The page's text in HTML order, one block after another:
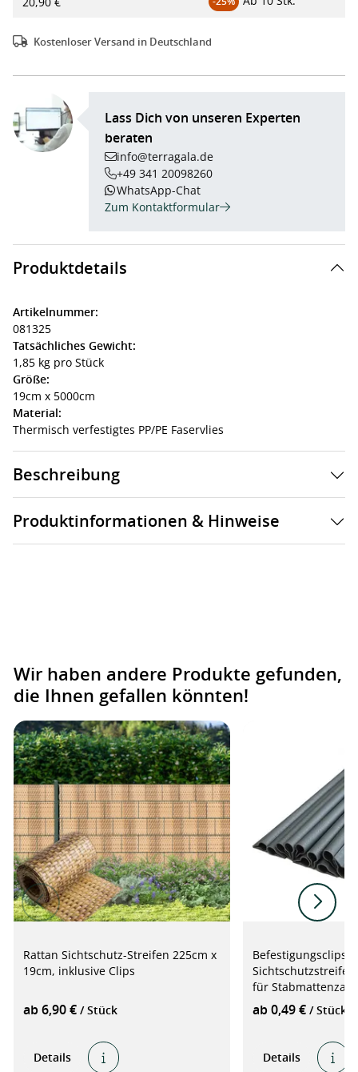
Kostenloser Versand in Deutschland
Lass Dich von unseren Experten
beraten
info@terragala.de
+49 341 20098260
WhatsApp-Chat
Zum Kontaktformular
Produktdetails
Artikelnummer:
081325
Tatsächliches Gewicht:
1,85 kg pro Stück
Größe:
19cm x 5000cm
Material:
Thermisch verfestigtes PP/PE Faservlies
Beschreibung
Produktinformationen & Hinweise
Wir haben andere Produkte gefunden,
die Ihnen gefallen könnten!
Rattan Sichtschutz-Streifen 225cm x
19cm, inklusive Clips
ab 6,90 € / Stück
Details
Befestigungsclips
für
ab 0,49 € / Stück
Details